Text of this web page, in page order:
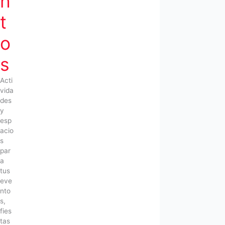
t
o
s
Acti
vida
des
y
esp
acio
s
par
a
tus
eve
nto
s,
fies
tas